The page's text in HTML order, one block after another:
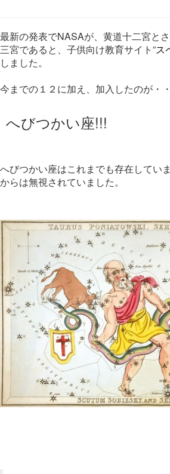
最新の発表でNASAが、黄道十二宮と
三宮であると、子供向け教育サイト”ス
しました。
今までの１２に加え、加入したのが・
へびつかい座!!!
へびつかい座はこれまでも存在してい
からは無視されていました。